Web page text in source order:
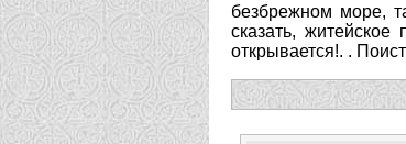
безбрежном море,
сказать,
открывается!. .